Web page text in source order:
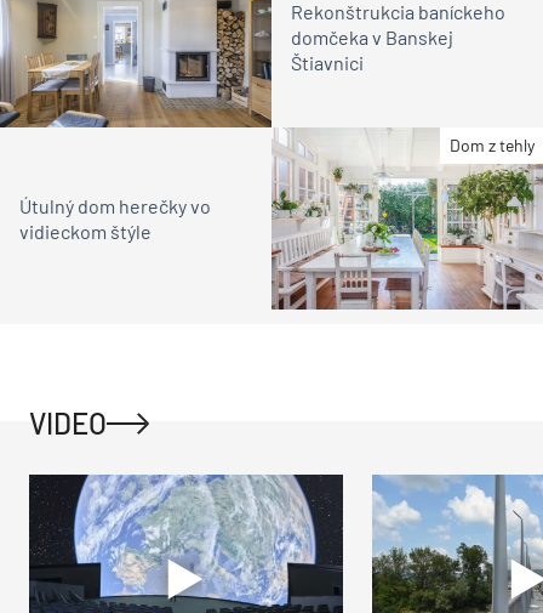
Rekonštrukcia baníckeho
domčeka v Banskej
Štiavnici
Dom z tehly
Útulný dom herečky vo
vidieckom štýle
VIDEO